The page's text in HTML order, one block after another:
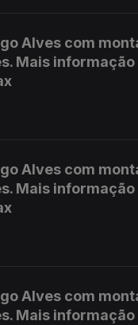
Alves com
Mais informação
Alves com
Mais informação
Alves com
Mais informação